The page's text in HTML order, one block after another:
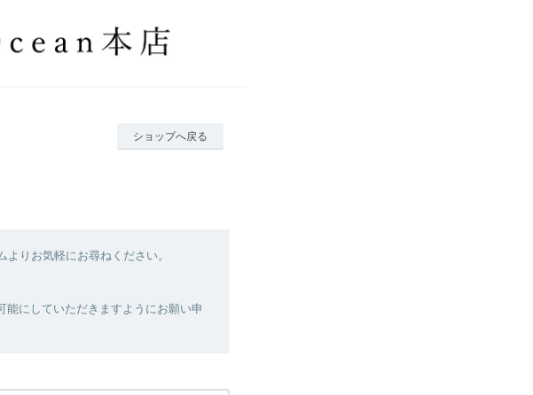
ショップへ戻る
りお気軽にお尋ねください。
能にしていただきますようにお願い申